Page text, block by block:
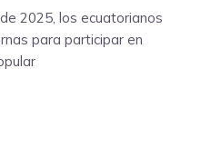
2025, los ecuatorianos
para participar en